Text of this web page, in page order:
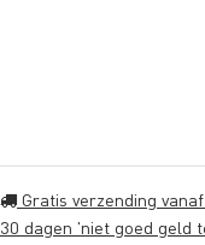
Gratis verzending
30 dagen 'niet goed geld